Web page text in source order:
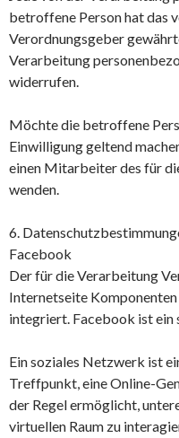
betroffene Person hat das
Verordnungsgeber
Verarbeitung
widerrufen.
Möchte die betroffene
Einwilligung geltend
einen Mitarbeiter des für
wenden.
6.
Facebook
Der für die Verarbeitung
Internetseite
integriert. Facebook ist ein
Ein soziales Netzwerk ist
Treffpunkt, eine Online-
der Regel ermöglicht,
virtuellen Raum zu